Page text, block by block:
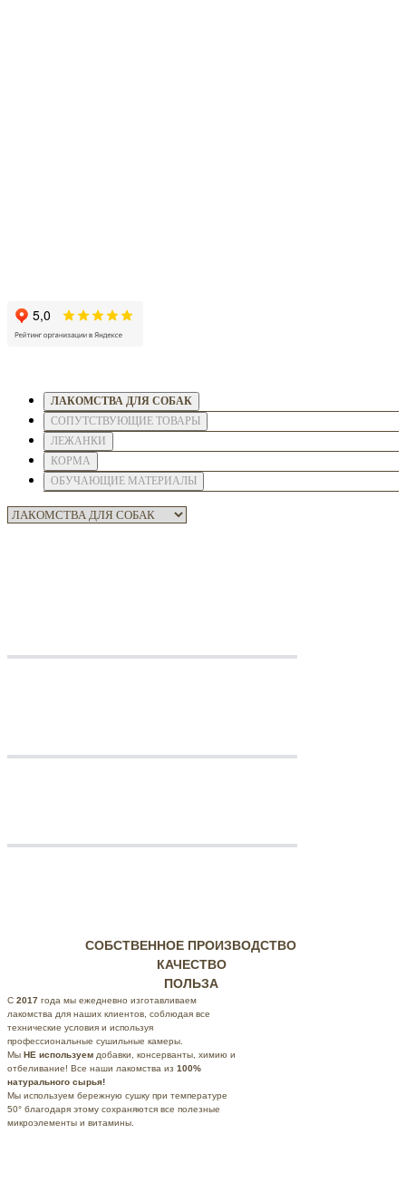
СОБСТВЕННОЕ ПРОИЗВОДСТВО
КАЧЕСТВО
ПОЛЬЗА
С 2017 года мы ежедневно изготавливаем
лакомства для наших клиентов, соблюдая все
технические условия и используя
профессиональные сушильные камеры.
Мы НЕ используем добавки, консерванты, химию и
отбеливание! Все наши лакомства из 100%
натурального сырья!
Мы используем бережную сушку при температуре
50° благодаря этому сохраняются все полезные
микроэлементы и витамины.
ЛАКОМСТВА ДЛЯ СОБАК
СОПУТСТВУЮЩИЕ ТОВАРЫ
ЛЕЖАНКИ
КОРМА
ОБУЧАЮЩИЕ МАТЕРИАЛЫ